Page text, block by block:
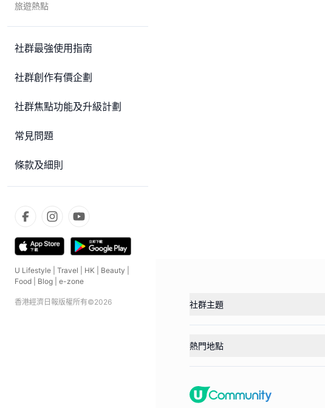
旅遊熱點
社群最強使用指南
社群創作有價企劃
社群焦點功能及升級計劃
常見問題
條款及細則
U Lifestyle Travel HK Beauty
Food
Blog e-zone
香港經濟日報版權所有©2026 社群主題
熱門地點